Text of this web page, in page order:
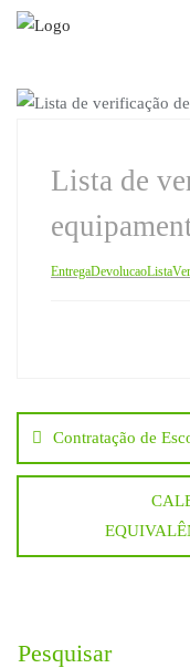
Skip
Lista de
Navegação
de
artigos
Contratação de
Pesquisar